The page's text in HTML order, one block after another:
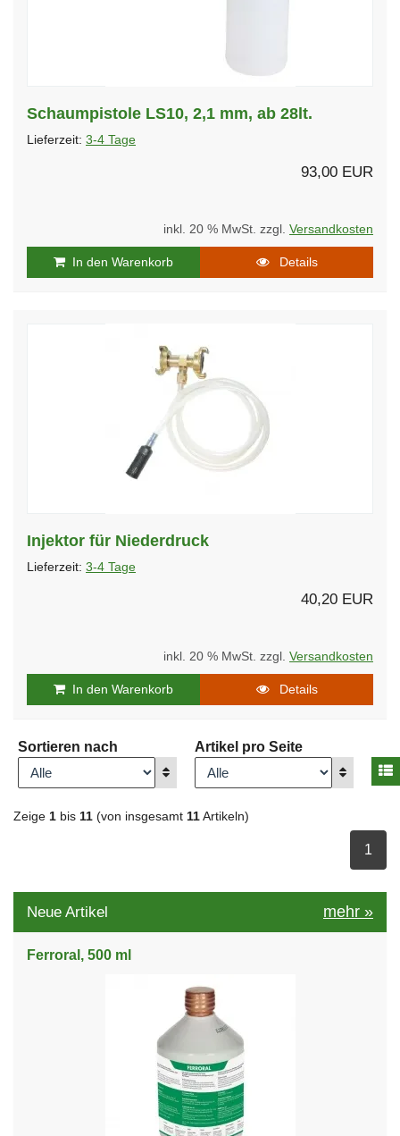
Schaumpistole LS10, 2,1 mm, ab 28lt.
Lieferzeit: 3-4 Tage
93,00 EUR
inkl. 20 % MwSt. zzgl. Versandkosten
In den Warenkorb Details
Injektor für Niederdruck
Lieferzeit: 3-4 Tage
40,20 EUR
inkl. 20 % MwSt. zzgl. Versandkosten
In den Warenkorb Details
Sortieren nach
Anzeigen
Artikel pro Seite
Anzeigen
Zeige 1 bis 11 (von insgesamt 11 Artikeln)
1
Neue Artikel mehr »
Ferroral, 500 ml